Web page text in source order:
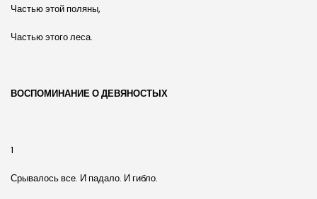
Частью этой поляны,
Частью этого леса.
ВОСПОМИНАНИЕ О ДЕВЯНОСТЫХ
1
Срывалось все. И падало. И гибло.